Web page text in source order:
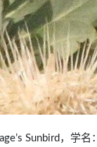
Sunbird，学